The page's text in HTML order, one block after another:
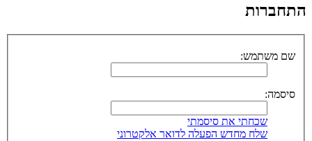
התחברות
שם משתמש:
סיסמה:
שכחתי את סיסמתי
שלח מחדש הפעלה לדואר אלקטרוני